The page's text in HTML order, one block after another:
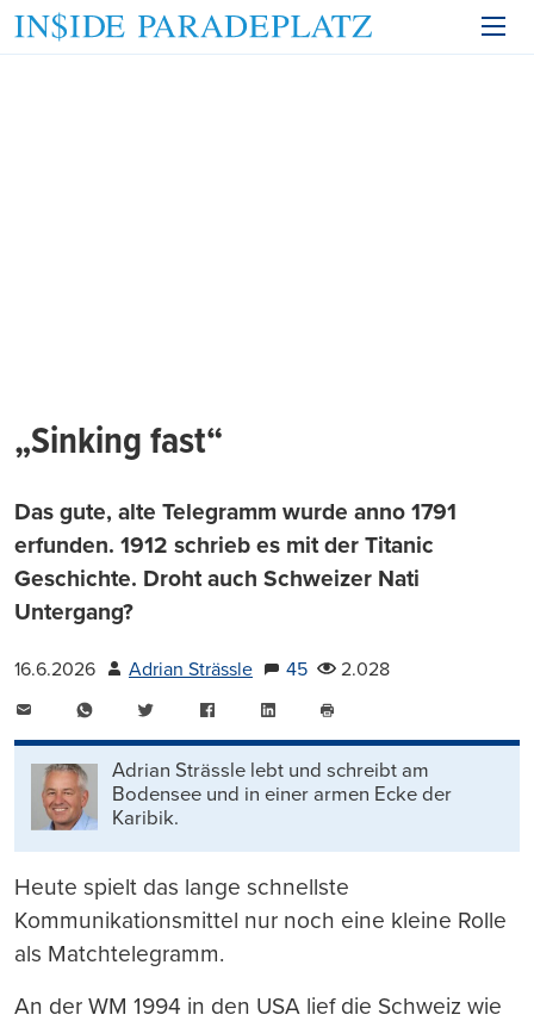
„Sinking fast“
Das gute, alte Telegramm wurde anno 1791
erfunden. 1912 schrieb es mit der Titanic
Geschichte. Droht auch Schweizer Nati
Untergang?
16.6.2026 Adrian Strässle 45
2.028
WhatsAppTwitter FacebookLinkedIn
drucken
Adrian Strässle lebt und schreibt am
Bodensee und in einer armen Ecke der
Karibik.
Heute spielt das lange schnellste
Kommunikationsmittel nur noch eine kleine Rolle
als Matchtelegramm.
An der WM 1994 in den USA lief die Schweiz wie